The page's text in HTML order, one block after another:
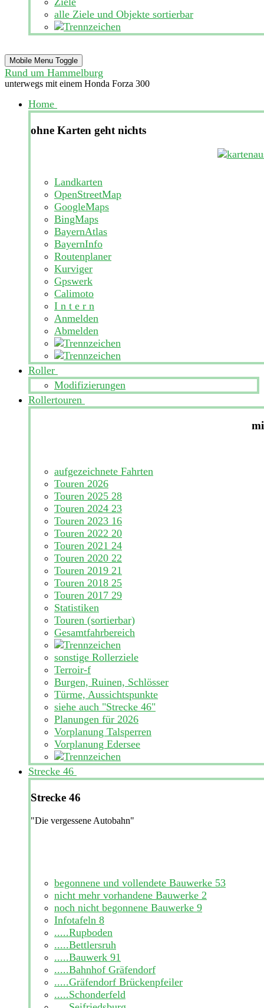
alle Ziele und Objekte sortierbar
Mobile Menu Toggle
Rund um Hammelburg
unterwegs mit einem Honda Forza 300
Home
ohne Karten geht nichts
Landkarten
OpenStreetMap
GoogleMaps
BingMaps
BayernAtlas
BayernInfo
Routenplaner
Kurviger
Gpswerk
Calimoto
I n t e r n
Anmelden
Abmelden
Roller
Modifizierungen
Rollertouren
aufgezeichnete Fahrten
Touren 2026
Touren 2025 28
Touren 2024 23
Touren 2023 16
Touren 2022 20
Touren 2021 24
Touren 2020 22
Touren 2019 21
Touren 2018 25
Touren 2017 29
Statistiken
Touren (sortierbar)
Gesamtfahrbereich
sonstige Rollerziele
Terroir-f
Burgen, Ruinen, Schlösser
Türme, Aussichtspunkte
siehe auch "Strecke 46"
Planungen für 2026
Vorplanung Talsperren
Vorplanung Edersee
Strecke 46
Strecke 46
"Die vergessene Autobahn"
begonnene und vollendete Bauwerke 53
nicht mehr vorhandene Bauwerke 2
noch nicht begonnene Bauwerke 9
Infotafeln 8
.....Rupboden
.....Bettlersruh
.....Bauwerk 91
.....Bahnhof Gräfendorf
.....Gräfendorf Brückenpfeiler
.....Schonderfeld